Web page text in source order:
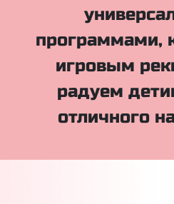
программами,
игровым
радуем
отличного